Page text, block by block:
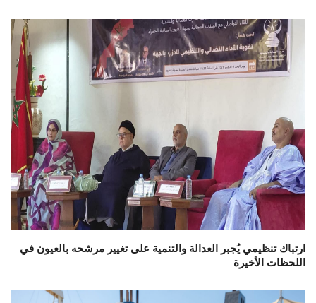
ارتباك تنظيمي يُجبر العدالة والتنمية على تغيير مرشحه بالعيون في
اللحظات الأخيرة